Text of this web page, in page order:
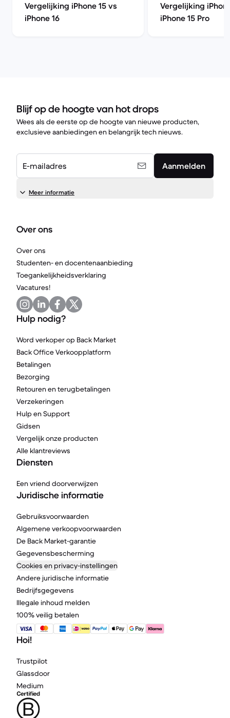
Vergelijking iPhone 15 vs
iPhone 16
Vergelijking
iPhone 15 Pro
Blijf op de hoogte van hot drops
Wees als de eerste op de hoogte van nieuwe producten,
exclusieve aanbiedingen en belangrijk tech nieuws.
E-mailadres Aanmelden
Meer informatie
Over ons
Over ons
Studenten- en docentenaanbieding
Toegankelijkheidsverklaring
Vacatures!
Hulp nodig?
Word verkoper op Back Market
Back Office Verkoopplatform
Betalingen
Bezorging
Retouren en terugbetalingen
Verzekeringen
Hulp en Support
Gidsen
Vergelijk onze producten
Alle klantreviews
Diensten
Een vriend doorverwijzen
Juridische informatie
Gebruiksvoorwaarden
Algemene verkoopvoorwaarden
De Back Market-garantie
Gegevensbescherming
Cookies en privacy-instellingen
Andere juridische informatie
Bedrijfsgegevens
Illegale inhoud melden
100% veilig betalen
Hoi!
Trustpilot
Glassdoor
Medium